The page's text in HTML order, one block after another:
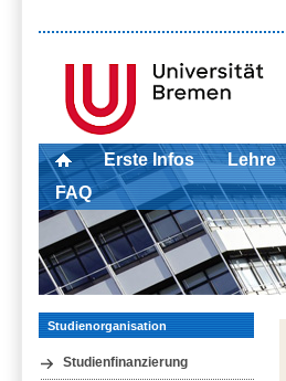
Erste Infos Lehre
FAQ
Studienorganisation
Studienfinanzierung